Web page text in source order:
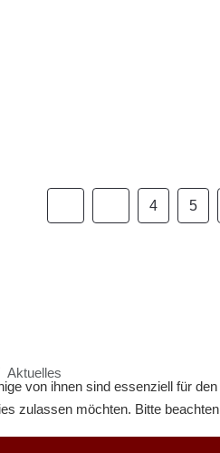
4 5
Aktuelles
von ihnen sind essenziell für
zulassen möchten. Bitte